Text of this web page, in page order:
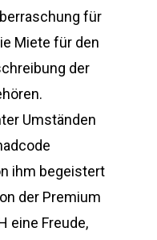
für
Miete für den
der
Umständen
ihm begeistert
der Premium
eine Freude,